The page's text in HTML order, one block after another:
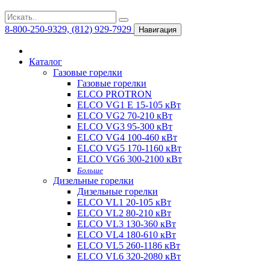
8-800-250-9329, (812) 929-7929 Навигация
Каталог
Газовые горелки
Газовые горелки
ELCO PROTRON
ELCO VG1 E 15-105 кВт
ELCO VG2 70-210 кВт
ELCO VG3 95-300 кВт
ELCO VG4 100-460 кВт
ELCO VG5 170-1160 кВт
ELCO VG6 300-2100 кВт
Больше
Дизельные горелки
Дизельные горелки
ELCO VL1 20-105 кВт
ELCO VL2 80-210 кВт
ELCO VL3 130-360 кВт
ELCO VL4 180-610 кВт
ELCO VL5 260-1186 кВт
ELCO VL6 320-2080 кВт